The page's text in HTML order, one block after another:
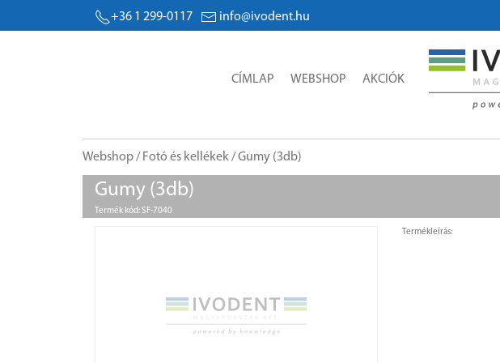
+36 1 299-0117 info@ivodent.hu
CÍMLAP WEBSHOP AKCIÓK
Webshop/ Fotó és kellékek/ Gumy (3db)
Gumy (3db)
Termék kód: SF-7040
Termékleírás: